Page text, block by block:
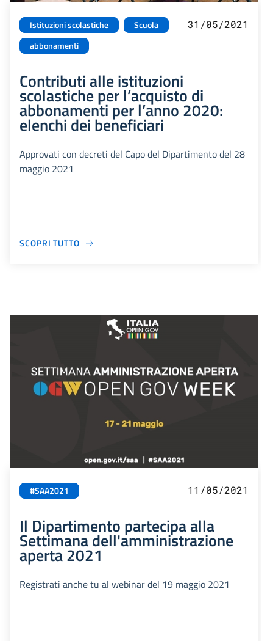
Istituzioni scolastiche
Scuola
abbonamenti
31/05/2021
Contributi alle istituzioni
scolastiche per l’acquisto di
abbonamenti per l’anno 2020:
elenchi dei beneficiari
Approvati con decreti del Capo del Dipartimento del 28
maggio 2021
SCOPRI TUTTO
#SAA2021 11/05/2021
Il Dipartimento partecipa alla
Settimana dell'amministrazione
aperta 2021
Registrati anche tu al webinar del 19 maggio 2021